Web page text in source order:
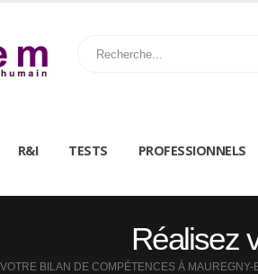
R&I TESTS PROFESSIONNELS
Réalisez
BILAN DE COMPÉTENCES À MAUREGNY-